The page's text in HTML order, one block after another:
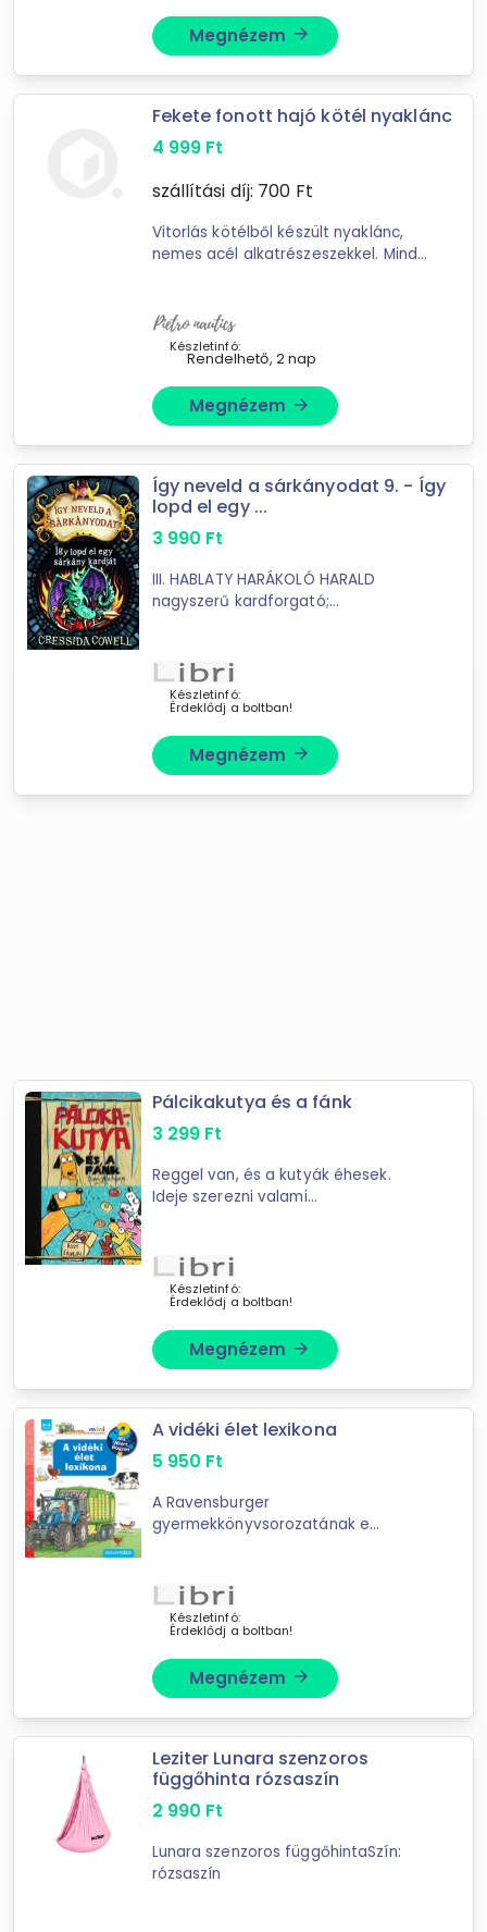
PietroNautics
Megnézem arrow_forward
Fekete fonott hajó kötél nyaklánc
4 999 Ft
szállítási díj: 700 Ft
Vitorlás kötélből készült nyaklánc,
nemes acél alkatrészeszekkel. Mind
kopnak, nem ...
Készletinfó:
Rendelhető, 2 nap
Megnézem arrow_forward
Így neveld a sárkányodat 9. - Így
lopd el egy ...
3 990 Ft
III. HABLATY HARÁKOLÓ HARALD
nagyszerű kardforgató;
hős. Rossz idők járnak a Barbár-
szigetvilágra - ...
Készletinfó:
Érdeklődj a boltban!
Megnézem arrow_forward
Pálcikakutya és a fánk
3 299 Ft
Reggel van, és a kutyák éhesek.
Ideje szerezni valami
jutni, soha nem látott nehézségekkel
kell ...
Készletinfó:
Érdeklődj a boltban!
Megnézem arrow_forward
A vidéki élet lexikona
5 950 Ft
A Ravensburger
gyermekkönyvsorozatának e
gazdaságban, mit csinál a traktor a
földeken, hogyan zajlik ...
Készletinfó:
Érdeklődj a boltban!
Megnézem arrow_forward
Leziter Lunara szenzoros
függőhinta rózsaszín
2 990 Ft
Lunara szenzoros függőhintaSzín:
rózsaszín